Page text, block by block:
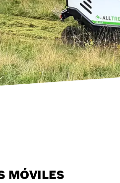
MÓVILES